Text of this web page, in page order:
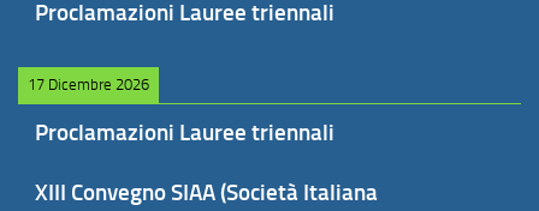
Proclamazioni Lauree triennali
17 Dicembre 2026
Proclamazioni Lauree triennali
XIII Convegno SIAA (Società Italiana